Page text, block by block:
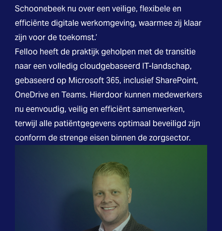
Schoonebeek nu over een veilige, flexibele en
efficiënte digitale werkomgeving, waarmee zij klaar
zijn voor de toekomst.’
Felloo heeft de praktijk geholpen met de transitie
naar een volledig cloudgebaseerd IT-landschap,
gebaseerd op Microsoft 365, inclusief SharePoint,
OneDrive en Teams. Hierdoor kunnen medewerkers
nu eenvoudig, veilig en efficiënt samenwerken,
terwijl alle patiëntgegevens optimaal beveiligd zijn
conform de strenge eisen binnen de zorgsector.